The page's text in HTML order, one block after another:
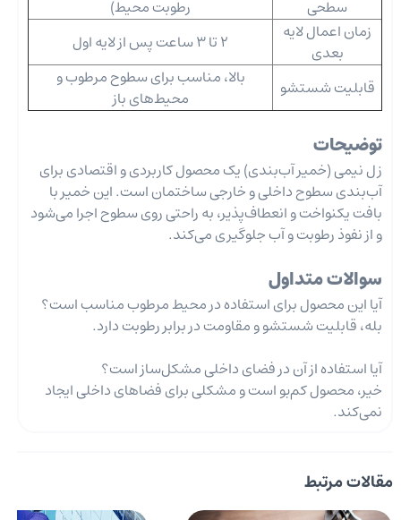
سطحی
رطوبت محیط)
زمان اعمال لایه
بعدی
2 تا 3 ساعت پس از لایه اول
قابلیت شستشو
بالا، مناسب برای سطوح مرطوب و
محیط‌های باز
توضیحات
زل نیمی (خمیر آب‌بندی) یک محصول کاربردی و اقتصادی برای
آب‌بندی سطوح داخلی و خارجی ساختمان است. این خمیر با
بافت یکنواخت و انعطاف‌پذیر، به راحتی روی سطوح اجرا می‌شود
و از نفوذ رطوبت و آب جلوگیری می‌کند.
سوالات متداول
آیا این محصول برای استفاده در محیط مرطوب مناسب است؟
بله، قابلیت شستشو و مقاومت در برابر رطوبت دارد.
آیا استفاده از آن در فضای داخلی مشکل‌ساز است؟
خیر، محصول کم‌بو است و مشکلی برای فضاهای داخلی ایجاد
نمی‌کند.
مقالات مرتبط